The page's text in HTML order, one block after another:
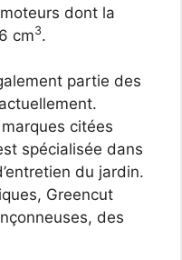
dont la
cm3.
partie des
citées
spécialisée dans
du jardin.
Greencut
des